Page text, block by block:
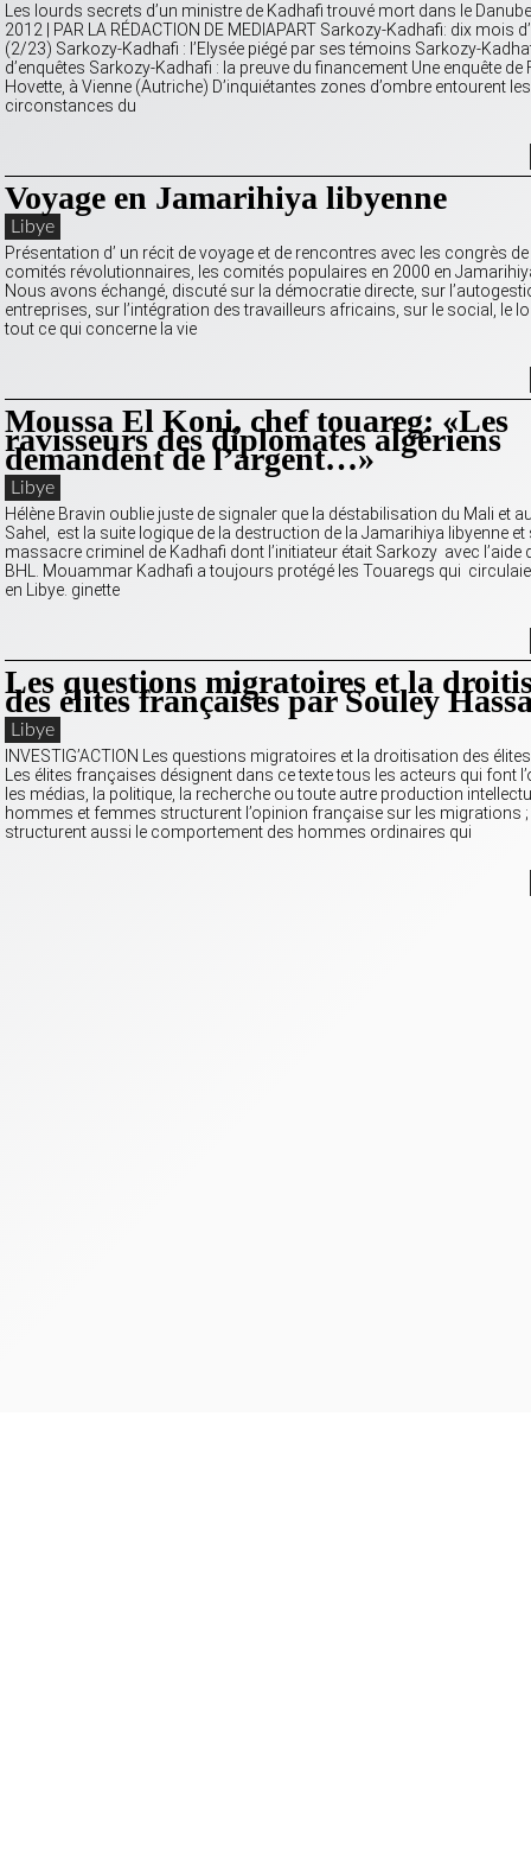
Les lourds secrets d’un ministre de Kadhafi trouvé mort dans le
2012 | PAR LA RÉDACTION DE MEDIAPART Sarkozy-Kadhafi: dix mois
(2/23) Sarkozy-Kadhafi : l’Elysée piégé par ses témoins Sarkozy-
d’enquêtes Sarkozy-Kadhafi : la preuve du financement Une enquête de
Hovette, à Vienne (Autriche) D’inquiétantes zones d’ombre entourent les
circonstances du
Voyage en Jamarihiya libyenne
Libye
Présentation d’ un récit de voyage et de rencontres avec les congrès
comités révolutionnaires, les comités populaires en 2000 en
Nous avons échangé, discuté sur la démocratie directe, sur
entreprises, sur l’intégration des travailleurs africains, sur le social, le
tout ce qui concerne la vie
Moussa El Koni, chef touareg: «Les
ravisseurs des diplomates algériens
demandent de l’argent…»
Libye
Hélène Bravin oublie juste de signaler que la déstabilisation du Mali et
Sahel, est la suite logique de la destruction de la Jamarihiya libyenne
massacre criminel de Kadhafi dont l’initiateur était Sarkozy avec l’aide
BHL. Mouammar Kadhafi a toujours protégé les Touaregs qui
en Libye. ginette
Les questions migratoires et la
des élites françaises par Souley
Libye
INVESTIG’ACTION Les questions migratoires et la droitisation des
Les élites françaises désignent dans ce texte tous les acteurs qui font
les médias, la politique, la recherche ou toute autre production
hommes et femmes structurent l’opinion française sur les migrations
structurent aussi le comportement des hommes ordinaires qui